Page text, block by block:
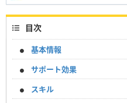
目次
基本情報
サポート効果
スキル